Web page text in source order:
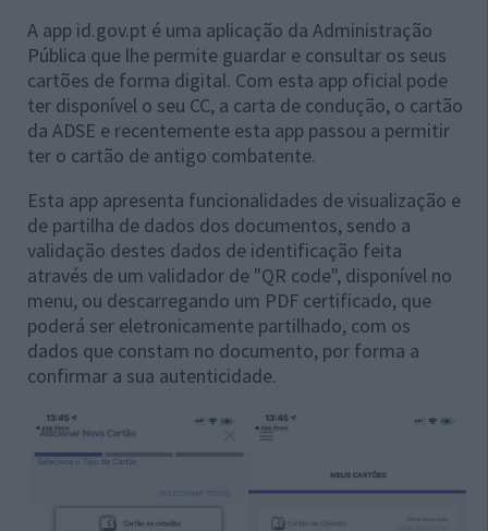
A app id.gov.pt é uma aplicação da Administração
Pública que lhe permite guardar e consultar os seus
cartões de forma digital. Com esta app oficial pode
ter disponível o seu CC, a carta de condução, o cartão
da ADSE e recentemente esta app passou a permitir
ter o cartão de antigo combatente.
Esta app apresenta funcionalidades de visualização e
de partilha de dados dos documentos, sendo a
validação destes dados de identificação feita
através de um validador de "QR code", disponível no
menu, ou descarregando um PDF certificado, que
poderá ser eletronicamente partilhado, com os
dados que constam no documento, por forma a
confirmar a sua autenticidade.